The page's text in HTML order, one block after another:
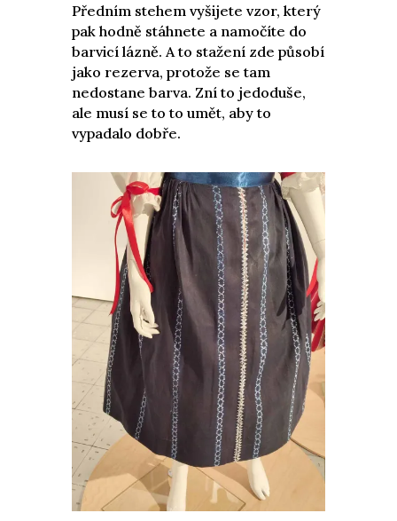
Předním stehem vyšijete vzor, který
pak hodně stáhnete a namočíte do
barvicí lázně. A to stažení zde působí
jako rezerva, protože se tam
nedostane barva. Zní to jedoduše,
ale musí se to to umět, aby to
vypadalo dobře.